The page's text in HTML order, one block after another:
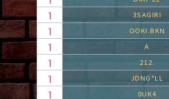
3SAGIRI
OOKI.BKN
A
212.
JDNG*LL
0UK4